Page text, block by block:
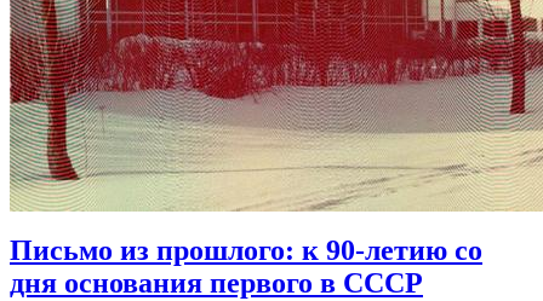
Письмо из прошлого: к 90-летию со
дня основания первого в СССР